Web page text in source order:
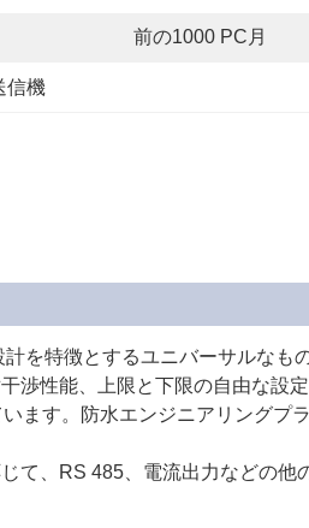
前の1000 PC月
信機
を特徴とするユニバーサルなも
渉性能、上限と下限の自由な設
ます。防水エンジニアリングプ
て、RS 485、電流出力などの他